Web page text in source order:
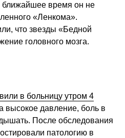
ближайшее время он не
«Ленкома».
что звезды «Бедной
головного мозга.
в больницу утром 4
высокое давление, боль в
После обследования
патологию в